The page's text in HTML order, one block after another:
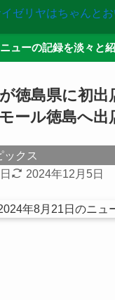
ューの記録を淡々と
徳島県に初出
ール徳島へ出
ックス
2024年12月5日